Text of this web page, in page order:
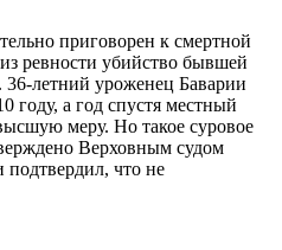
приговорен к смертной
ревности убийство бывшей
36-летний уроженец Баварии
году, а год спустя местный
меру. Но такое суровое
Верховным судом
подтвердил, что не